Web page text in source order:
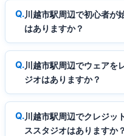
川越市駅周辺で初心者が
はありますか？
川越市駅周辺でウェアを
ジオはありますか？
川越市駅周辺でクレジッ
ススタジオはありますか？